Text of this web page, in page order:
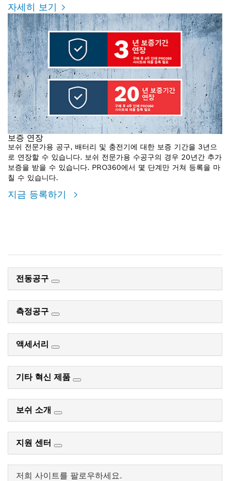
자세히 보기
보증 연장
보쉬 전문가용 공구, 배터리 및 충전기에 대한 보증 기간을 3년으
로 연장할 수 있습니다. 보쉬 전문가용 수공구의 경우 20년간 추가
보증을 받을 수 있습니다. PRO360에서 몇 단계만 거쳐 등록을 마
칠 수 있습니다.
지금 등록하기
전동공구
측정공구
액세서리
기타 혁신 제품
보쉬 소개
지원 센터
저희 사이트를 팔로우하세요.